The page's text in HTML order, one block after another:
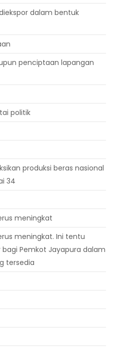
dalam bentuk
penciptaan lapangan
politik
produksi beras nasional
34
meningkat
meningkat. Ini tentu
Pemkot Jayapura dalam
tersedia